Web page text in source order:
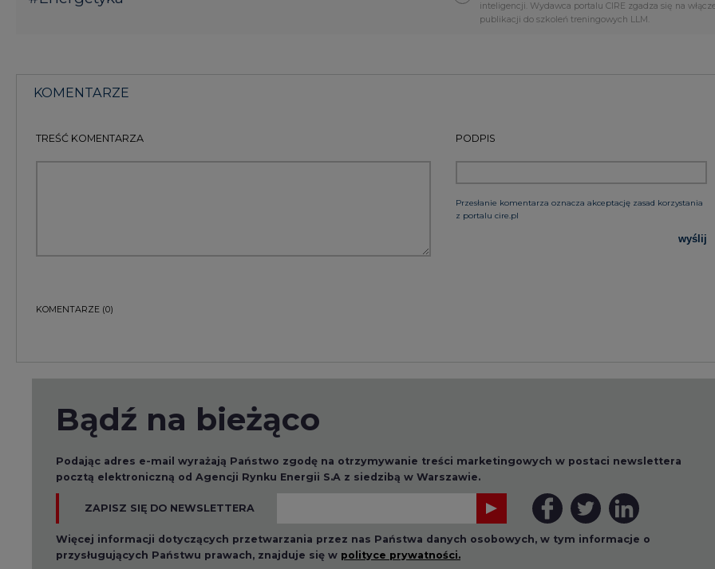
wyślij
pocztą elektroniczną od Agencji Rynku Energii S.A z siedzibą w Warszawie.
Więcej informacji dotyczących przetwarzania przez nas Państwa danych osobowych, w tym informacje o
Raporty branżowe
2026-08-01 14:30 2026-08-01 13:00